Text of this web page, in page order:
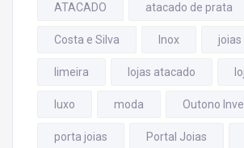
ATACADO atacado de prata
Costa e Silva Inox joias
limeira lojas atacado
luxo moda Outono
porta joias Portal Joias